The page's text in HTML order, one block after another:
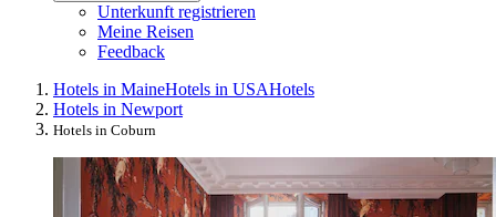
Unterkunft registrieren
Meine Reisen
Feedback
Hotels in MaineHotels in USAHotels
Hotels in Newport
Hotels in Coburn